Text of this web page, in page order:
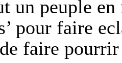
un peuple
pour faire
faire